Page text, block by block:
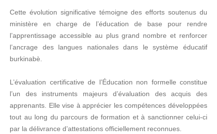
Cette évolution significative témoigne des efforts soutenus du
ministère en charge de l’éducation de base pour rendre
l’apprentissage accessible au plus grand nombre et renforcer
l’ancrage des langues nationales dans le système éducatif
burkinabè.
L’évaluation certificative de l’Éducation non formelle constitue
l’un des instruments majeurs d’évaluation des acquis des
apprenants. Elle vise à apprécier les compétences développées
tout au long du parcours de formation et à sanctionner celui-ci
par la délivrance d’attestations officiellement reconnues.